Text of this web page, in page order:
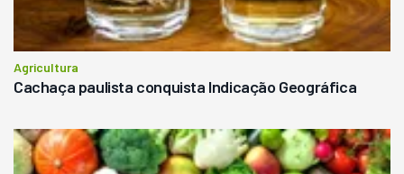
Agricultura
Cachaça paulista conquista Indicação Geográfica